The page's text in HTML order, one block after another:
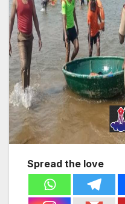
Spread the love